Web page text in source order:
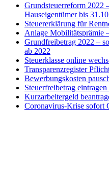
Grundsteuerreform 2022
Hauseigentümer bis
Steuererklärung für
Anlage Mobilitätsprämie
Grundfreibetrag 2022 –
ab 2022
Steuerklasse online
Transparenzregister
Bewerbungskosten
Steuerfreibetrag
Kurzarbeitergeld
Coronavirus-Krise sofort